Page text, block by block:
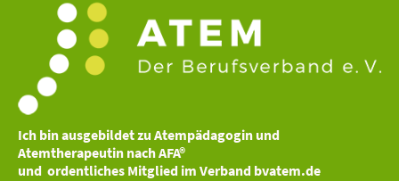
Ich bin ausgebildet zu Atempädagogin und
Atemtherapeutin nach AFA®
und ordentliches Mitglied im Verband bvatem.de